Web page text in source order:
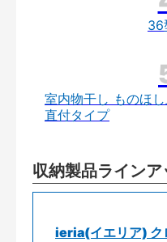
36
室内物干し ものほ
直付タイプ
収納製品ラインア
ieria(イエリア) ク